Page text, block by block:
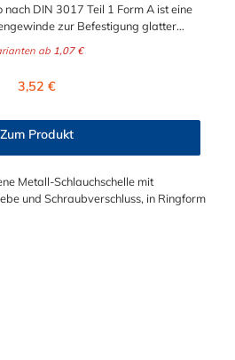
DIN 3017 Teil 1 Form A ist eine
zur Befestigung glatter
wiederverwendbar und durch ihre
Schlauchverbindungen jeglicher Art.
Abstufungen frei wählbar.
ab 1,07 €
Regulärer Preis:
3,52 €
Zum Produkt